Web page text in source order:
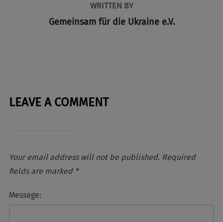
WRITTEN BY
Gemeinsam für die Ukraine e.V.
LEAVE A COMMENT
Your email address will not be published. Required
fields are marked *
Message: